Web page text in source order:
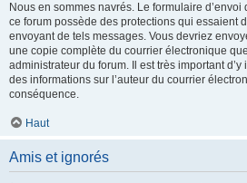
Nous en sommes navrés. Le formulaire
ce forum possède des protections qui essaient
envoyant de tels messages. Vous devriez
une copie complète du courrier électronique
administrateur du forum. Il est très important
des informations sur l’auteur du courrier
conséquence.
Haut
Amis et ignorés